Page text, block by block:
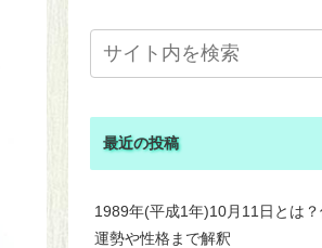
最近の投稿
1989年(平成1年)10月11日とは
運勢や性格まで解釈